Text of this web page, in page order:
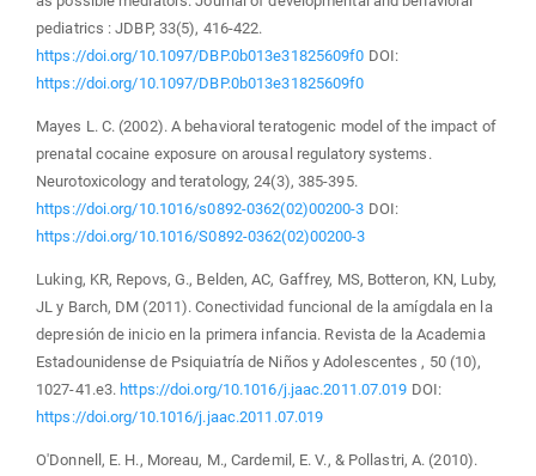
pediatrics : JDBP, 33(5), 416-422.
https://doi.org/10.1097/DBP.0b013e31825609f0 DOI:
https://doi.org/10.1097/DBP.0b013e31825609f0
Mayes L. C. (2002). A behavioral teratogenic model of the impact of
prenatal cocaine exposure on arousal regulatory systems.
Neurotoxicology and teratology, 24(3), 385-395.
https://doi.org/10.1016/s0892-0362(02)00200-3 DOI:
https://doi.org/10.1016/S0892-0362(02)00200-3
Luking, KR, Repovs, G., Belden, AC, Gaffrey, MS, Botteron, KN, Luby,
JL y Barch, DM (2011). Conectividad funcional de la amígdala en la
depresión de inicio en la primera infancia. Revista de la Academia
Estadounidense de Psiquiatría de Niños y Adolescentes , 50 (10),
1027-41.e3. https://doi.org/10.1016/j.jaac.2011.07.019 DOI:
https://doi.org/10.1016/j.jaac.2011.07.019
O'Donnell, E. H., Moreau, M., Cardemil, E. V., & Pollastri, A. (2010).